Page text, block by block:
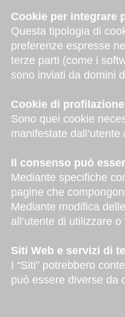
Cookie per integrare
Questa tipologia di
preferenze espresse
terze parti (come i
sono inviati da domini
Cookie di profilazione
Sono quei cookie
manifestate dall’utente
Il consenso può
Mediante specifiche
pagine che
Mediante modifica
all’utente di utilizzare
Siti Web e servizi di
I “Siti” potrebbero
può essere diverse da